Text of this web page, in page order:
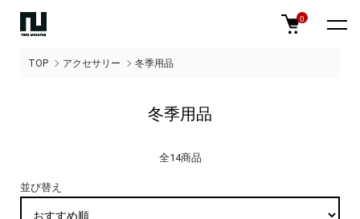
0
TOP アクセサリー 冬季用品
冬季用品
全14商品
並び替え